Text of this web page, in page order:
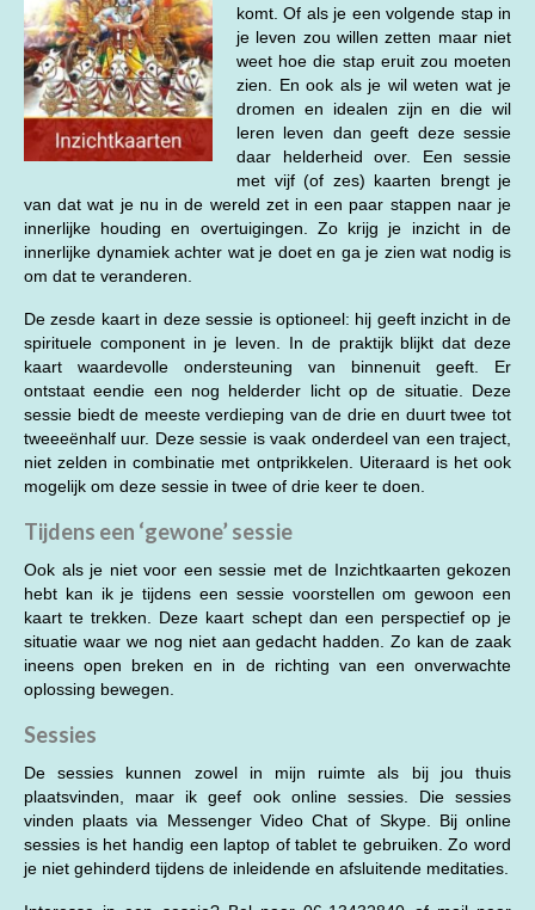
komt. Of als je een volgende stap in
je leven zou willen zetten maar niet
weet hoe die stap eruit zou moeten
zien. En ook als je wil weten wat je
dromen en idealen zijn en die wil
leren leven dan geeft deze sessie
daar helderheid over. Een sessie
met vijf (of zes) kaarten brengt je
van dat wat je nu in de wereld zet in een paar stappen naar je
innerlijke houding en overtuigingen. Zo krijg je inzicht in de
innerlijke dynamiek achter wat je doet en ga je zien wat nodig is
om dat te veranderen.
De zesde kaart in deze sessie is optioneel: hij geeft inzicht in de
spirituele component in je leven. In de praktijk blijkt dat deze
kaart waardevolle ondersteuning van binnenuit geeft. Er
ontstaat eendie een nog helderder licht op de situatie. Deze
sessie biedt de meeste verdieping van de drie en duurt twee tot
tweeeënhalf uur. Deze sessie is vaak onderdeel van een traject,
niet zelden in combinatie met ontprikkelen. Uiteraard is het ook
mogelijk om deze sessie in twee of drie keer te doen.
Tijdens een ‘gewone’ sessie
Ook als je niet voor een sessie met de Inzichtkaarten gekozen
hebt kan ik je tijdens een sessie voorstellen om gewoon een
kaart te trekken. Deze kaart schept dan een perspectief op je
situatie waar we nog niet aan gedacht hadden. Zo kan de zaak
ineens open breken en in de richting van een onverwachte
oplossing bewegen.
Sessies
De sessies kunnen zowel in mijn ruimte als bij jou thuis
plaatsvinden, maar ik geef ook online sessies. Die sessies
vinden plaats via Messenger Video Chat of Skype. Bij online
sessies is het handig een laptop of tablet te gebruiken. Zo word
je niet gehinderd tijdens de inleidende en afsluitende meditaties.